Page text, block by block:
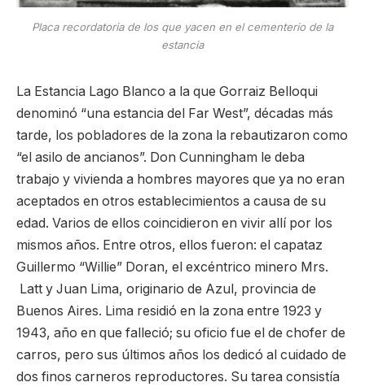
Placa recordatoria de los que yacen en el cementerio de la
estancia
La Estancia Lago Blanco a la que Gorraiz Belloqui
denominó “una estancia del Far West”, décadas más
tarde, los pobladores de la zona la rebautizaron como
“el asilo de ancianos”. Don Cunningham le deba
trabajo y vivienda a hombres mayores que ya no eran
aceptados en otros establecimientos a causa de su
edad. Varios de ellos coincidieron en vivir allí por los
mismos años. Entre otros, ellos fueron: el capataz
Guillermo “Willie” Doran, el excéntrico minero Mrs.
Latt y Juan Lima, originario de Azul, provincia de
Buenos Aires. Lima residió en la zona entre 1923 y
1943, año en que falleció; su oficio fue el de chofer de
carros, pero sus últimos años los dedicó al cuidado de
dos finos carneros reproductores. Su tarea consistía